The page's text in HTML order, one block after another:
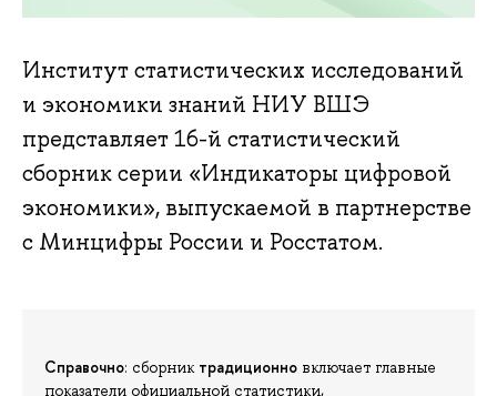
Институт статистических исследований
и экономики знаний НИУ ВШЭ
представляет 16-й статистический
сборник серии «Индикаторы цифровой
экономики», выпускаемой в партнерстве
с Минцифры России и Росстатом.
Справочно: сборник традиционно включает главные
показатели официальной статистики,